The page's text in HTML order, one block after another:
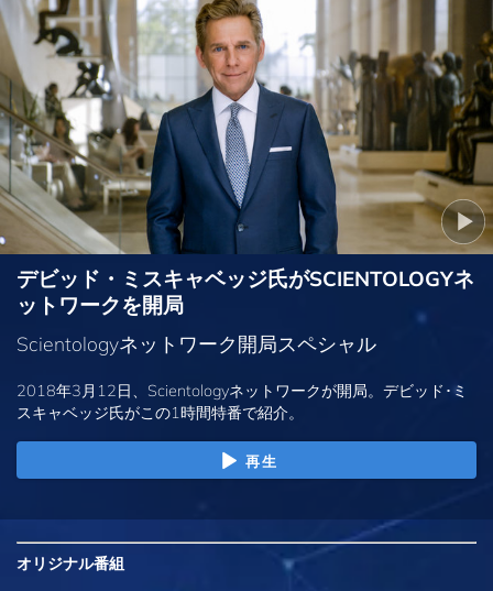
デビッド・ミスキャベッジ氏がSCIENTOLOGYネ
ットワークを開局
Scientologyネットワーク開局スペシャル
2018年3月12日、Scientologyネットワークが開局。デビッド･ミ
スキャベッジ氏がこの1時間特番で紹介。
再生
オリジナル番組